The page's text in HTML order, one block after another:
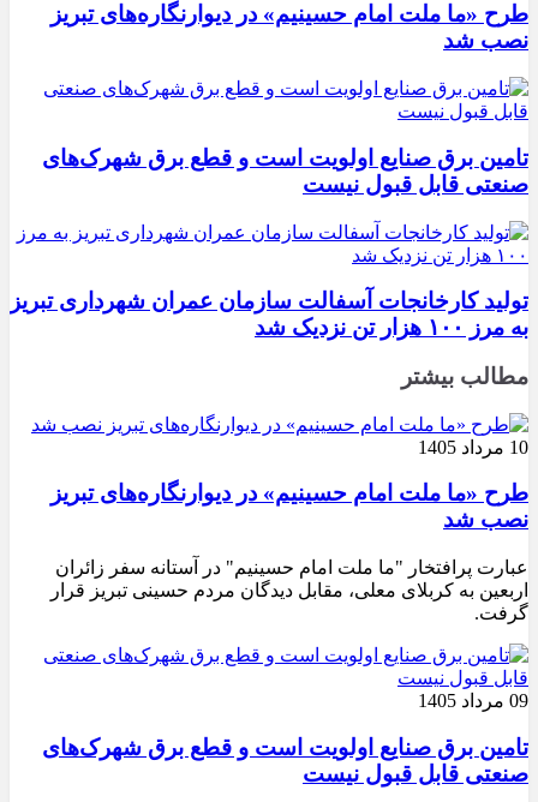
طرح «ما ملت امام حسینیم» در دیوارنگاره‌های تبریز
نصب شد
تامین برق صنایع اولویت است و قطع برق شهرک‌های
صنعتی قابل قبول نیست
تولید کارخانجات آسفالت سازمان عمران شهرداری تبریز
به مرز ۱۰۰ هزار تن نزدیک شد
مطالب بیشتر
10 مرداد 1405
طرح «ما ملت امام حسینیم» در دیوارنگاره‌های تبریز
نصب شد
عبارت پرافتخار "ما ملت امام حسینیم" در آستانه سفر زائران
اربعین به کربلای معلی، مقابل دیدگان مردم حسینی تبریز قرار
گرفت.
09 مرداد 1405
تامین برق صنایع اولویت است و قطع برق شهرک‌های
صنعتی قابل قبول نیست